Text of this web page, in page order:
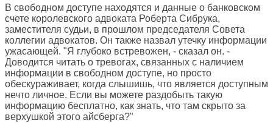
В свободном доступе находятся и данные о банковском
счете королевского адвоката Роберта Сибрука,
заместителя судьи, в прошлом председателя Совета
коллегии адвокатов. Он также назвал утечку информации
ужасающей. "Я глубоко встревожен, - сказал он. -
Доводится читать о тревогах, связанных с наличием
информации в свободном доступе, но просто
обескураживает, когда слышишь, что является доступным
нечто личное. Если вы можете раздобыть такую
информацию бесплатно, как знать, что там скрыто за
верхушкой этого айсберга?"